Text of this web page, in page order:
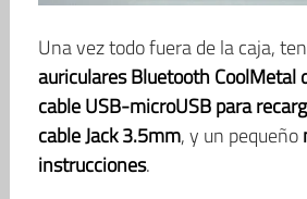
Una vez todo fuera de la caja,
auriculares Bluetooth CoolMetal
cable USB-microUSB para
cable Jack 3.5mm, y un pequeño
instrucciones.